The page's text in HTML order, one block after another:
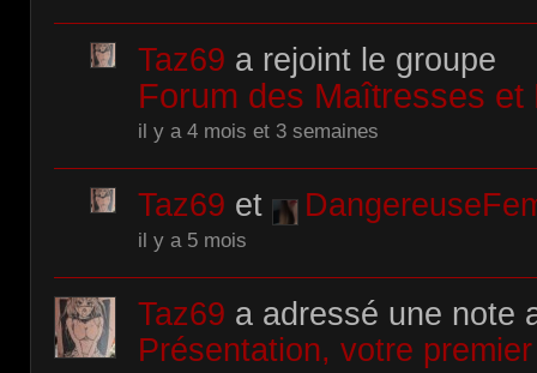
Taz69 a rejoint le groupe
Forum des Maîtresses et
il y a 4 mois et 3 semaines
Taz69 et
il y a 5 mois
Taz69 a adressé une note
Présentation, votre